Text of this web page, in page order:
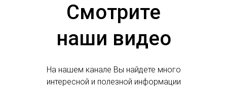
Смотрите
наши видео
На нашем канале Вы найдете много
интересной и полезной информации